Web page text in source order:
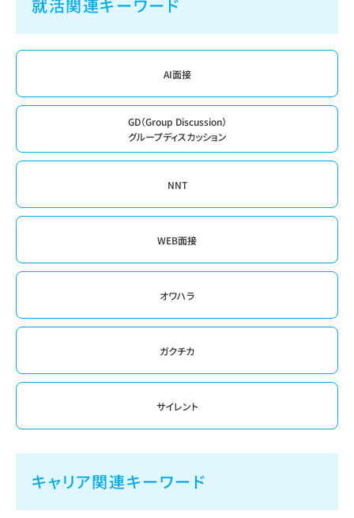
就活関連キーワード
AI面接
GD（Group Discussion）
グループディスカッション
NNT
WEB面接
オワハラ
ガクチカ
サイレント
キャリア関連キーワード